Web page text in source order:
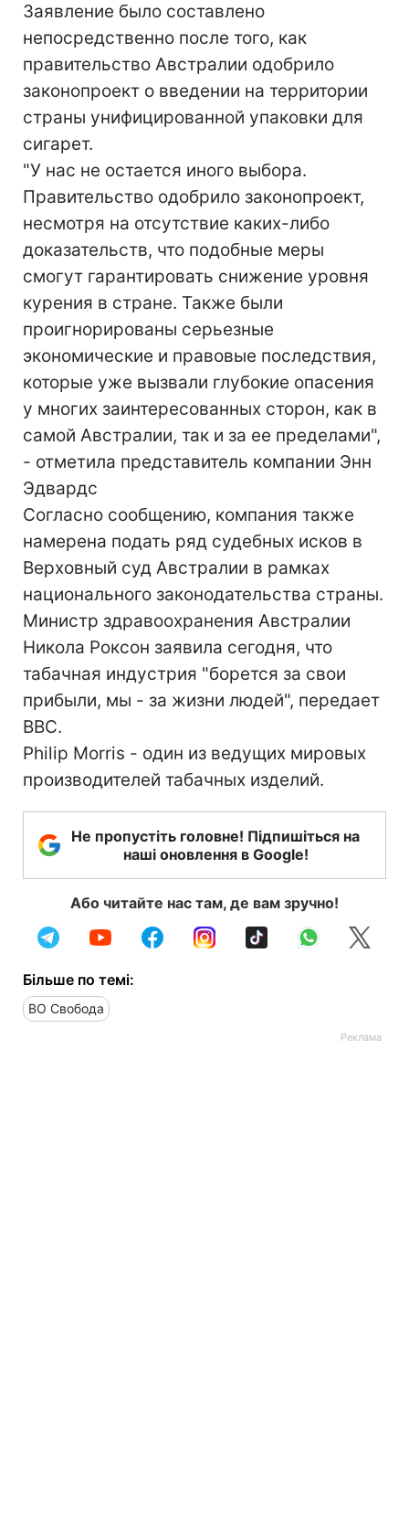
Заявление было составлено
непосредственно после того, как
правительство Австралии одобрило
законопроект о введении на территории
страны унифицированной упаковки для
сигарет.
"У нас не остается иного выбора.
Правительство одобрило законопроект,
несмотря на отсутствие каких-либо
доказательств, что подобные меры
смогут гарантировать снижение уровня
курения в стране. Также были
проигнорированы серьезные
экономические и правовые последствия,
которые уже вызвали глубокие опасения
у многих заинтересованных сторон, как в
самой Австралии, так и за ее пределами",
- отметила представитель компании Энн
Эдвардс
Согласно сообщению, компания также
намерена подать ряд судебных исков в
Верховный суд Австралии в рамках
национального законодательства страны.
Министр здравоохранения Австралии
Никола Роксон заявила сегодня, что
табачная индустрия "борется за свои
прибыли, мы - за жизни людей", передает
ВВС.
Philip Morris - один из ведущих мировых
производителей табачных изделий.
Не пропустіть головне! Підпишіться на
наші оновлення в Google!
Або читайте нас там, де вам зручно!
Більше по темі:
ВО Свобода